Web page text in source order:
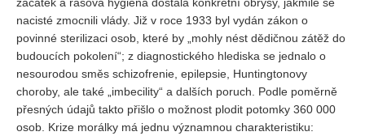
nacisté zmocnili vlády. Již v roce 1933 byl vydán zákon o
povinné sterilizaci osob, které by „mohly nést dědičnou zátěž do
budoucích pokolení“; z diagnostického hlediska se jednalo o
nesourodou směs schizofrenie, epilepsie, Huntingtonovy
choroby, ale také „imbecility“ a dalších poruch. Podle poměrně
přesných údajů takto přišlo o možnost plodit potomky 360 000
osob. Krize morálky má jednu významnou charakteristiku: